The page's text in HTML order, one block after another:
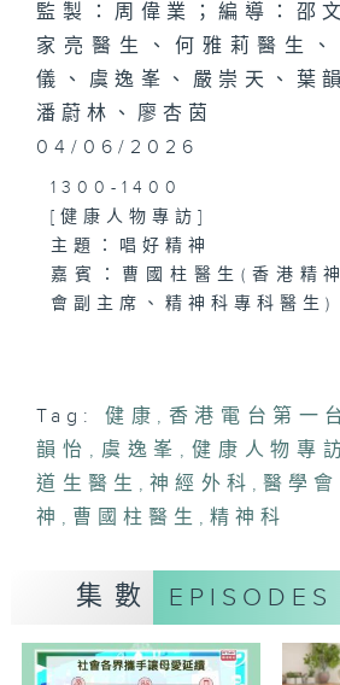
監製：周偉業；編導：邵
家亮醫生、何雅莉醫生
儀、虞逸峯、嚴崇天、葉
潘蔚林、廖杏茵
04/06/2026
1300-1400
[健康人物專訪]
主題：唱好精神
嘉賓：曹國柱醫生(香港精
會副主席、精神科專科醫生)
主題：小兒腦癇
嘉賓：方道生醫生(神經外科
Tag: 健康 , 香港電台第一
韻怡 , 虞逸峯 , 健康人物專
道生醫生 ,神經外科 , 醫學會
神 , 曹國柱醫生 ,精神科
集數 EPISODES